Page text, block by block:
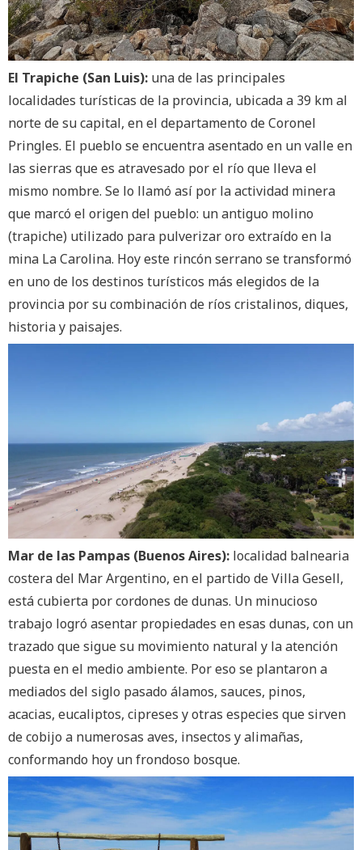
El Trapiche (San Luis): una de las principales
localidades turísticas de la provincia, ubicada a 39 km al
norte de su capital, en el departamento de Coronel
Pringles. El pueblo se encuentra asentado en un valle en
las sierras que es atravesado por el río que lleva el
mismo nombre. Se lo llamó así por la actividad minera
que marcó el origen del pueblo: un antiguo molino
(trapiche) utilizado para pulverizar oro extraído en la
mina La Carolina. Hoy este rincón serrano se transformó
en uno de los destinos turísticos más elegidos de la
provincia por su combinación de ríos cristalinos, diques,
historia y paisajes.
Mar de las Pampas (Buenos Aires): localidad balnearia
costera del Mar Argentino, en el partido de Villa Gesell,
está cubierta por cordones de dunas. Un minucioso
trabajo logró asentar propiedades en esas dunas, con un
trazado que sigue su movimiento natural y la atención
puesta en el medio ambiente. Por eso se plantaron a
mediados del siglo pasado álamos, sauces, pinos,
acacias, eucaliptos, cipreses y otras especies que sirven
de cobijo a numerosas aves, insectos y alimañas,
conformando hoy un frondoso bosque.